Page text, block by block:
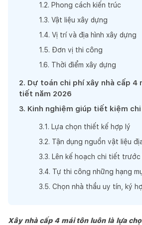
1 .2. Phong cách kiến trúc
1 .3. Vật liệu xây dựng
1 .4. Vị trí và địa hình xây dựng
1 .5. Đơn vị thi công
1 .6. Thời điểm xây dựng
2. Dự toán chi phí xây nhà cấp 4
tiết năm 2026
3. Kinh nghiệm giúp tiết kiệm
3.1 . Lựa chọn thiết kế hợp lý
3.2. Tận dụng nguồn vật liệu
3.3. Lên kế hoạch chi tiết trước
3.4. Tự thi công những hạng
3.5. Chọn nhà thầu uy tín, ký
Xây nhà cấp 4 mái tôn luôn là lựa